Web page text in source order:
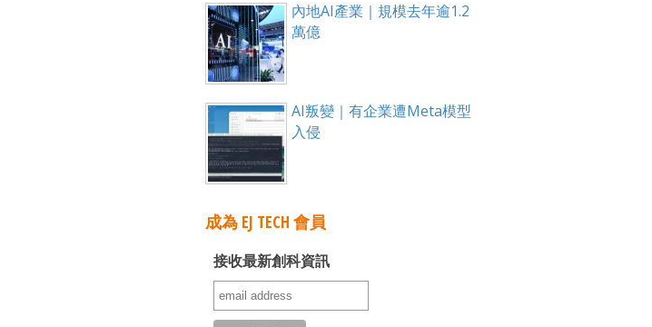
內地AI產業｜規模去年逾1.2
萬億
AI叛變｜有企業遭Meta模型
入侵
成為 EJ TECH 會員
接收最新創科資訊